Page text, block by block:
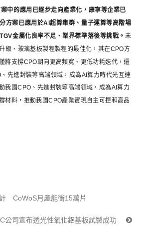
中的應用已逐步走向產業化，康寧等企業已
方案已應用於AI超算集群、量子運算等高階場
金屬化良率不足、業界標準落後等挑戰。 未
級、玻璃基板製程製程的最佳化，其在CPO方
將支撐CPO朝向更高頻寬、更低功耗迭代，還
先進封裝等高端領域，成為AI算力時代光互連
我國CPO、先進封裝等高端領域，成為AI算力
材料，推動我國CPO產業實現自主可控和高品
CoWoS月產能衝15萬片
公司宣布透光性氧化鋁基板試製成功